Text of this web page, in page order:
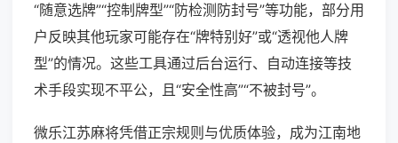
“随意选牌”“控制牌型”“防检测防封号”等功能，部分用
户反映其他玩家可能存在“牌特别好”或“透视他人牌
型”的情况。这些工具通过后台运行、自动连接等技
术手段实现不平公，且“安全性高”“不被封号”。
微乐江苏麻将凭借正宗规则与优质体验，成为江南地